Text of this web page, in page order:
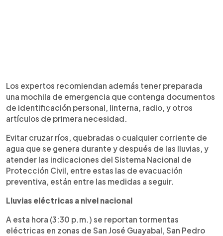
Los expertos recomiendan además tener preparada
una mochila de emergencia que contenga documentos
de identificación personal, linterna, radio, y otros
artículos de primera necesidad.
Evitar cruzar ríos, quebradas o cualquier corriente de
agua que se genera durante y después de las lluvias, y
atender las indicaciones del Sistema Nacional de
Protección Civil, entre estas las de evacuación
preventiva, están entre las medidas a seguir.
Lluvias eléctricas a nivel nacional
A esta hora (3:30 p.m.) se reportan tormentas
eléctricas en zonas de San José Guayabal, San Pedro